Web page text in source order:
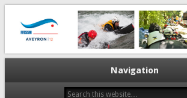
CODEP 12
La plongée en Aveyron…
Navigation